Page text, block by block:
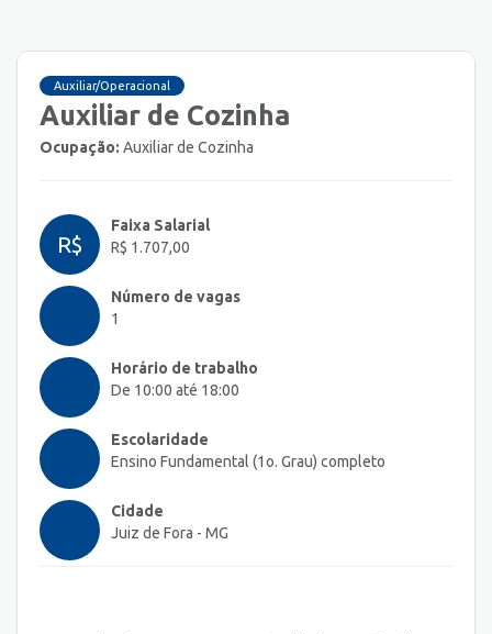
Auxiliar/Operacional
Auxiliar de Cozinha
Ocupação: Auxiliar de Cozinha
R$
Faixa Salarial
R$ 1.707,00
Número de vagas
1
Horário de trabalho
De 10:00 até 18:00
Escolaridade
Ensino Fundamental (1o. Grau) completo
Cidade
Juiz de Fora - MG